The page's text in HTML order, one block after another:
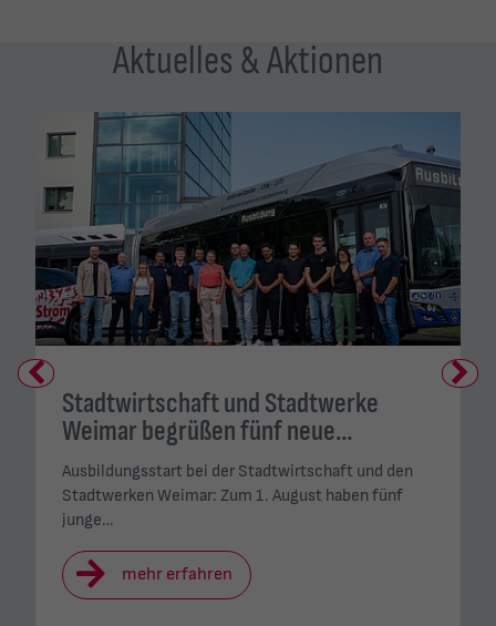
Aktuelles & Aktionen
Previous
Stadtwirtschaft und Stadtwerke
Weimar begrüßen fünf neue…
Ausbildungsstart bei der Stadtwirtschaft und den
Stadtwerken Weimar: Zum 1. August haben fünf
junge…
mehr erfahren
Next